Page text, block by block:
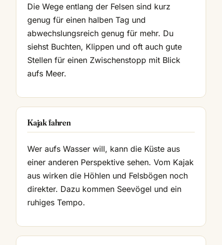
Die Wege entlang der Felsen sind kurz
genug für einen halben Tag und
abwechslungsreich genug für mehr. Du
siehst Buchten, Klippen und oft auch gute
Stellen für einen Zwischenstopp mit Blick
aufs Meer.
Kajak fahren
Wer aufs Wasser will, kann die Küste aus
einer anderen Perspektive sehen. Vom Kajak
aus wirken die Höhlen und Felsbögen noch
direkter. Dazu kommen Seevögel und ein
ruhiges Tempo.